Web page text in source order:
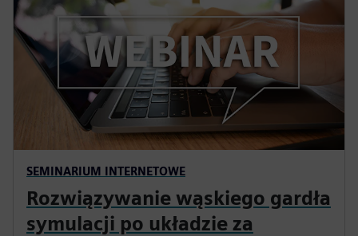
SEMINARIUM INTERNETOWE
Rozwiązywanie wąskiego gardła
symulacji po układzie za